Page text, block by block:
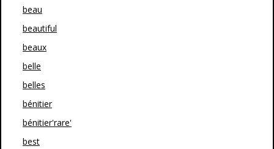
beau
beautiful
beaux
belle
belles
bénitier
bénitier'rare'
best